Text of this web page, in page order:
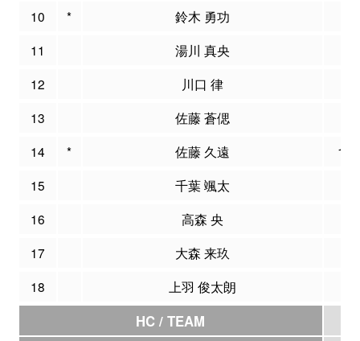
10 * 鈴木 勇功
11
湯川 真央
12
川口 律
13
佐藤 蒼偲
14
* 佐藤 久遠
16
15
千葉 颯太
16
高森 央
17
大森 来玖
18
上羽 俊太朗
HC / TEAM